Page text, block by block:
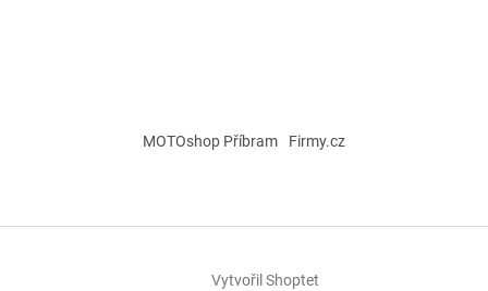
MOTOshop Příbram Firmy.cz
Vytvořil Shoptet